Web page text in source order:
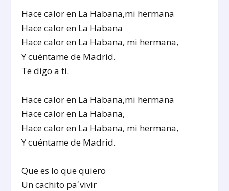
Hace calor en La Habana,mi hermana
Hace calor en La Habana
Hace calor en La Habana, mi hermana,
Y cuéntame de Madrid.
Te digo a ti.
Hace calor en La Habana,mi hermana
Hace calor en La Habana,
Hace calor en La Habana, mi hermana,
Y cuéntame de Madrid.
Que es lo que quiero
Un cachito pa´vivir